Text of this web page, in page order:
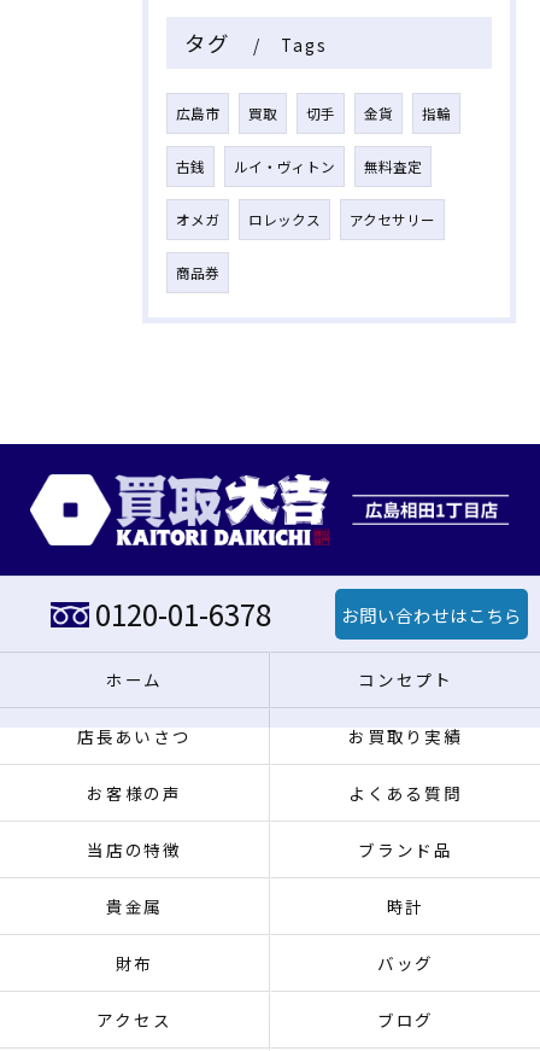
タグ Tags
広島市 買取 切手 金貨 指輪
古銭 ルイ・ヴィトン 無料査定
オメガ ロレックス アクセサリー
商品券
0120-01-6378 お問い合わせはこちら
ホーム コンセプト
店長あいさつ お買取り実績
お客様の声 よくある質問
当店の特徴 ブランド品
貴金属 時計
財布 バッグ
アクセス ブログ